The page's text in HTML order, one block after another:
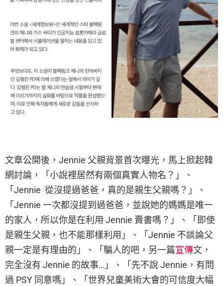
文章公開後，Jennie 父親背景首次曝光，馬上掀起韓
網討論，「小說裡居然有兩個真實人物名？」、
「Jennie 從沒提過爸爸，真的是親生父親嗎？」、
「Jennie 一次都沒提到過爸爸，並說她的媽媽是唯一
的家人，所以你是在利用 Jennie 賣書嗎？」、「即使
是親生父親，也不能那樣利用」、「Jennie 不談論父
親一定是有理由的」、「騙人的吧，另一篇宣傳文，
完全沒有 Jennie 的故事…」、「先不說 Jennie，有問
過 PSY 同意嗎」、「世界兒童美術大會的可信度大幅